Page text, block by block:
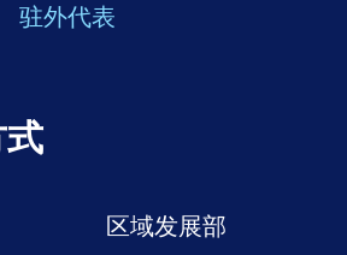
驻外代表
区域发展部